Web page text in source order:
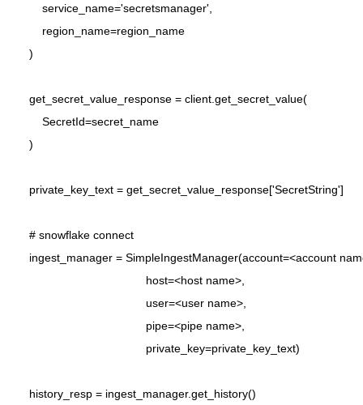
        service_name='secretsmanager',
        region_name=region_name
    )
    get_secret_value_response = client.get_secret_value(
        SecretId=secret_name
    )
    private_key_text = get_secret_value_response['SecretString']
    # snowflake connect
ingest_manager = SimpleIngestManager(account=<account
                                        host=<host name>,
                                        user=<user name>,
                                        pipe=<pipe name>,
                                        private_key=private_key_text)
    history_resp = ingest_manager.get_history()